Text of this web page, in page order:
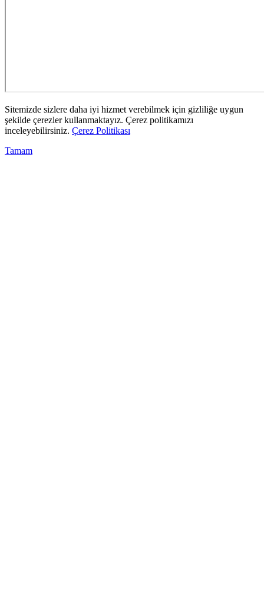
Sitemizde sizlere daha iyi hizmet verebilmek için gizliliğe uygun
şekilde çerezler kullanmaktayız. Çerez politikamızı
inceleyebilirsiniz. Çerez Politikası
Tamam